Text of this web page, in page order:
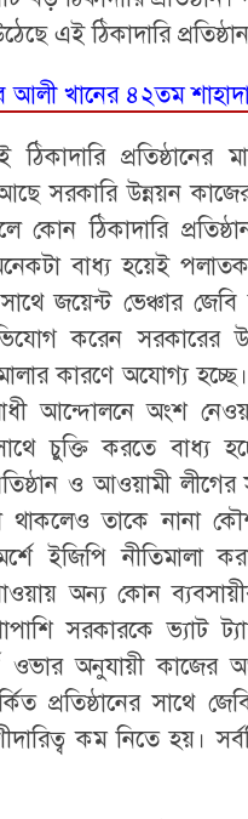
এই ঠিকাদারি
আলী খানের ৪২তম
প্রতিষ্ঠানের
সরকারি উন্নয়ন
কোন ঠিকাদারি
বাধ্য হয়েই
সাথে জয়েন্ট ভেঞ্চার
করেন সরকারের
কারণে অযোগ্য
আন্দোলনে অংশ
সাথে চুক্তি করতে
ও আওয়ামী
থাকলেও তাকে নানা
ইজিপি নীতিমালা
অন্য কোন
সরকারকে ভ্যাট
ওভার অনুযায়ী কাজের
প্রতিষ্ঠানের সাথে
কম নিতে হয়।